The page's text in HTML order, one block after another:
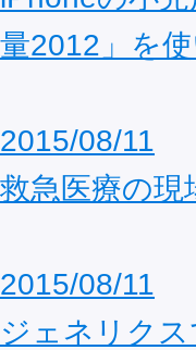
量2012」を
2015/08/11
救急医療の現
2015/08/11
ジェネリク